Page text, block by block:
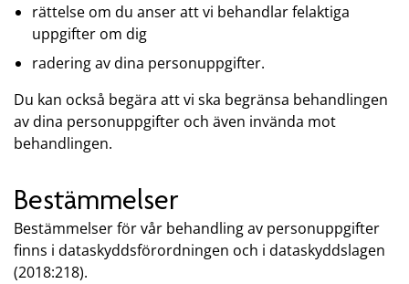
rättelse om du anser att vi behandlar felaktiga
uppgifter om dig
radering av dina personuppgifter.
Du kan också begära att vi ska begränsa behandlingen
av dina personuppgifter och även invända mot
behandlingen.
Bestämmelser
Bestämmelser för vår behandling av personuppgifter
finns i dataskyddsförordningen och i dataskyddslagen
(2018:218).